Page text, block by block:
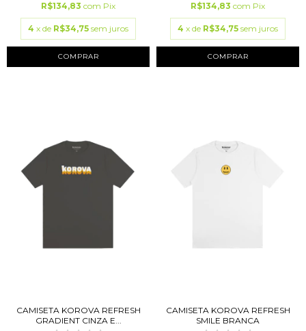
R$134,83 com Pix
4 x de R$34,75 sem juros
COMPRAR
R$134,83 com Pix
4 x de R$34,75 sem juros
COMPRAR
CAMISETA KOROVA REFRESH
GRADIENT CINZA E...
CAMISETA KOROVA REFRESH
SMILE BRANCA